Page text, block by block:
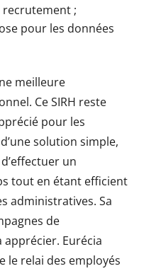
recrutement ;
pour les données
meilleure
Ce SIRH reste
pour les
solution simple,
un
tout en étant efficient
administratives. Sa
de
Eurécia
le relai des employés